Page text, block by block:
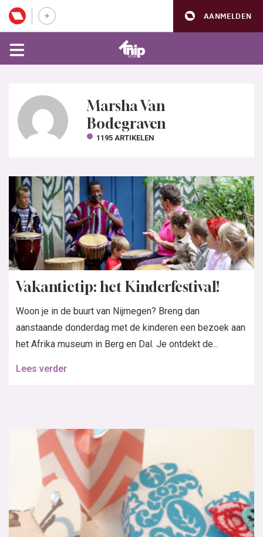
AANMELDEN
Marsha Van
Bodegraven
1195 ARTIKELEN
Vakantietip: het Kinderfestival!
Woon je in de buurt van Nijmegen? Breng dan
aanstaande donderdag met de kinderen een bezoek aan
het Afrika museum in Berg en Dal. Je ontdekt de...
Lees verder